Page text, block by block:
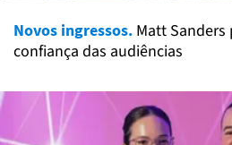
Novos ingressos. Matt
confiança das audiências